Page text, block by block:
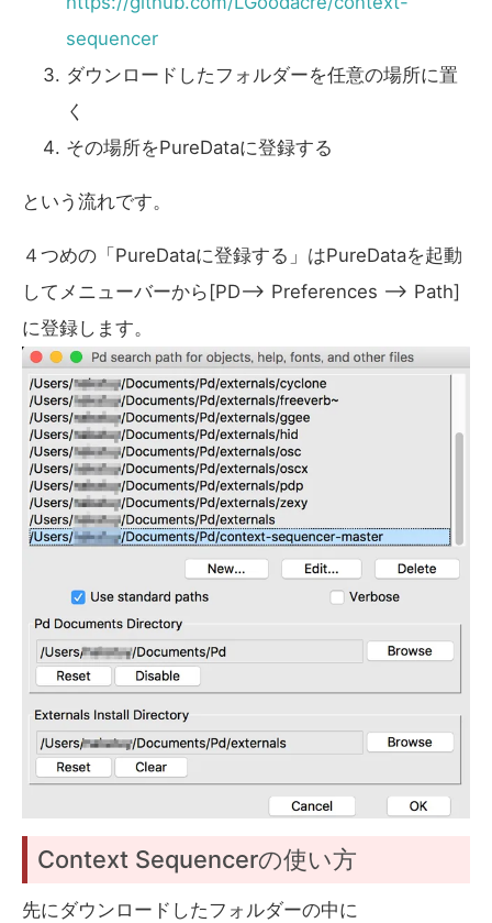
sequencer
ダウンロードしたフォルダーを任意の場所に置
く
その場所をPureDataに登録する
という流れです。
４つめの「PureDataに登録する」はPureDataを起動
してメニューバーから[PD–> Preferences –> Path]
に登録します。
Context Sequencerの使い方
先にダウンロードしたフォルダーの中に